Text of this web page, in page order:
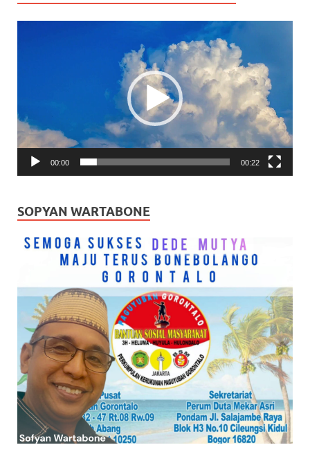
00:00 00:22
SOPYAN WARTABONE